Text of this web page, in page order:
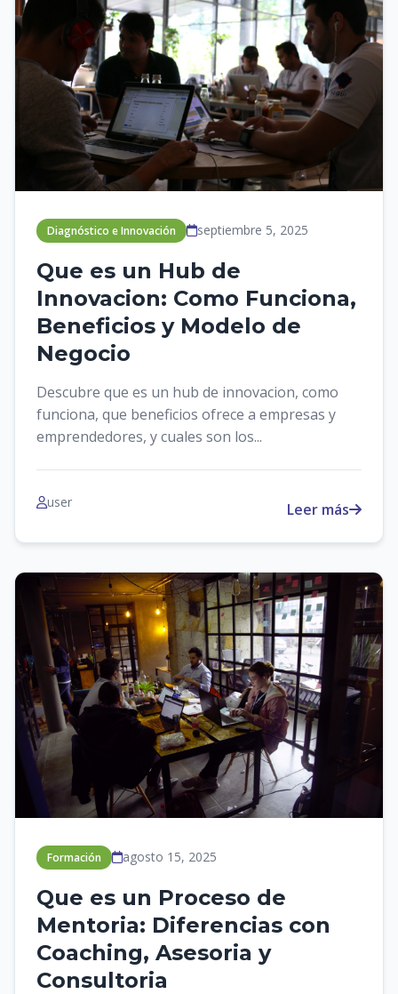
Diagnóstico e Innovación septiembre 5, 2025
Que es un Hub de
Innovacion: Como Funciona,
Beneficios y Modelo de
Negocio
Descubre que es un hub de innovacion, como
funciona, que beneficios ofrece a empresas y
emprendedores, y cuales son los...
user Leer más
Formación agosto 15, 2025
Que es un Proceso de
Mentoria: Diferencias con
Coaching, Asesoria y
Consultoria